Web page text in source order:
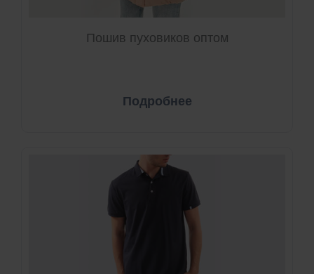
Пошив пуховиков оптом
Подробнее